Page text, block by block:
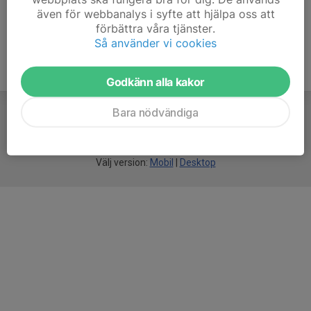
Välj version: Mobil Desktop
även för webbanalys i syfte att hjälpa oss att
förbättra våra tjänster.
Så använder vi cookies
Godkänn alla kakor
Bara nödvändiga